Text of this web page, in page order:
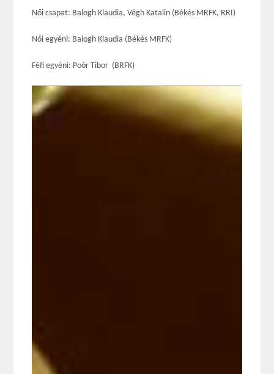
Női csapat: Balogh Klaudia, Végh Katalin (Békés MRFK, RRI)
Női egyéni: Balogh Klaudia (Békés MRFK)
Féfi egyéni: Poór Tibor (BRFK)